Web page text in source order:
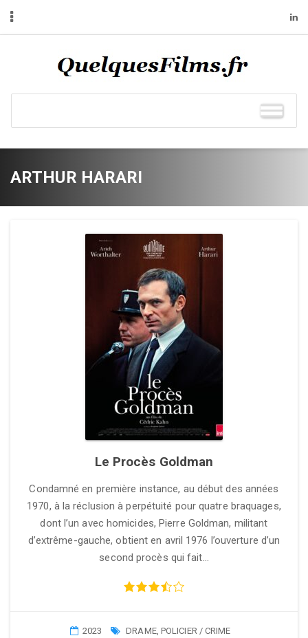
ARTHUR HARARI
Le Procès Goldman
Condamné en première instance, au début des années
1970, à la réclusion à perpétuité pour quatre braquages,
dont l’un avec homicides, Pierre Goldman, militant
d’extrême-gauche, obtient en avril 1976 l’ouverture d’un
second procès qui fait…
2023 DRAME, POLICIER / CRIME